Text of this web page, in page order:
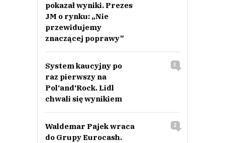
pokazał wyniki. Prezes
JM o rynku: „Nie
przewidujemy
znaczącej poprawy”
System kaucyjny po
raz pierwszy na
Pol‘and‘Rock. Lidl
chwali się wynikiem
3
Waldemar Pajek wraca
do Grupy Eurocash.
2